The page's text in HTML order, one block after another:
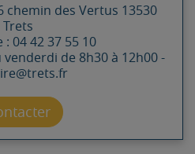
chemin des Vertus 13530
Trets
04 42 37 55 10
de 8h30 à 12h00 -
par mail